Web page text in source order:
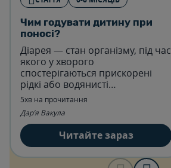
Чим годувати дитину при
поносі?
Діарея — стан організму, під час
якого у хворого
спостерігаються прискорені
рідкі або водянисті
випорожнення.
Дар’я Вакула
5хв на прочитання
Читайте зараз